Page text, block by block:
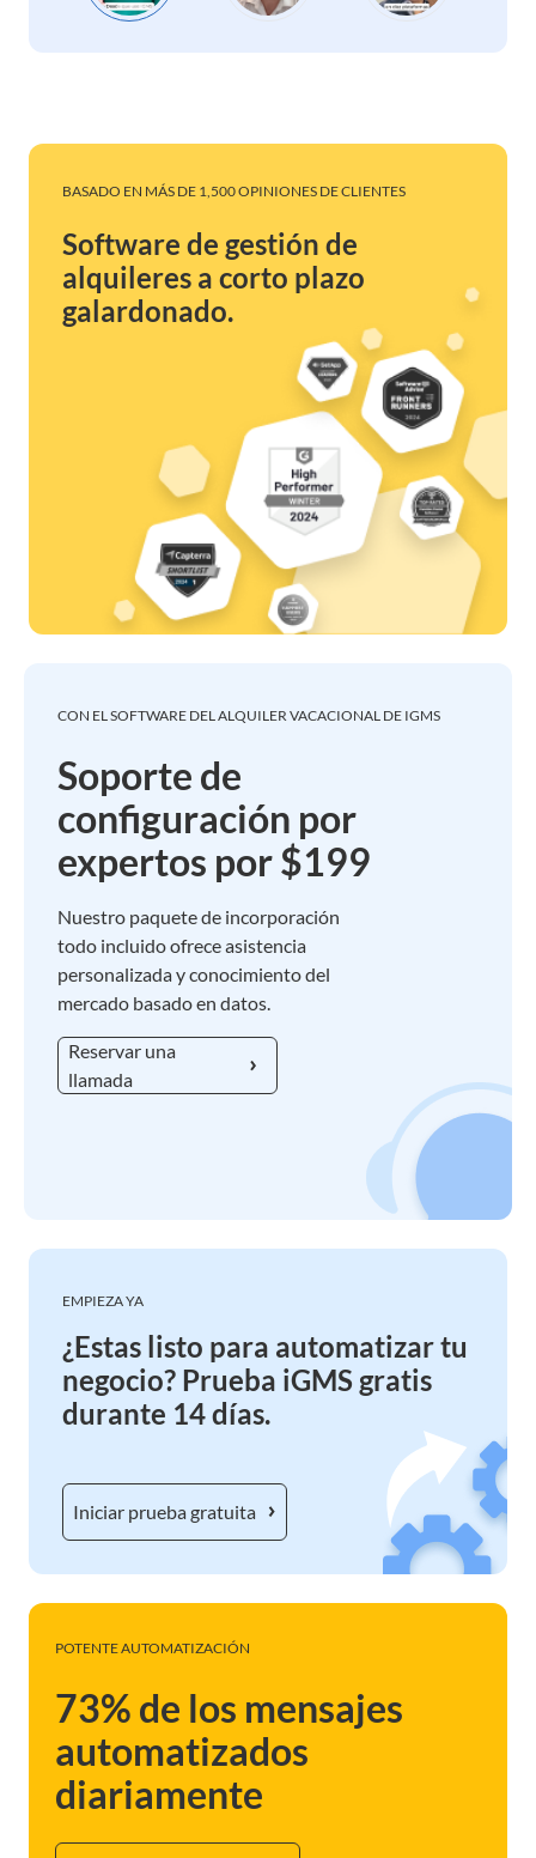
BASADO EN MÁS DE 1,500 OPINIONES DE CLIENTES
Software de gestión de
alquileres a corto plazo
galardonado.
CON EL SOFTWARE DEL ALQUILER VACACIONAL DE IGMS
Soporte de
configuración por
expertos por $199
Nuestro paquete de incorporación
todo incluido ofrece asistencia
personalizada y conocimiento del
mercado basado en datos.
Reservar una
llamada
EMPIEZA YA
¿Estas listo para automatizar tu
negocio? Prueba iGMS gratis
durante 14 días.
Iniciar prueba gratuita
POTENTE AUTOMATIZACIÓN
73% de los mensajes
automatizados
diariamente